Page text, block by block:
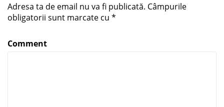
Adresa ta de email nu va fi publicată. Câmpurile
obligatorii sunt marcate cu *
Comment